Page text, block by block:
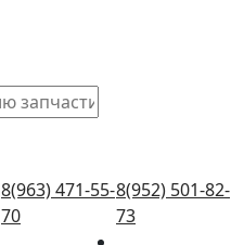
8(963) 471-55-
70
8(952) 501-82-
73